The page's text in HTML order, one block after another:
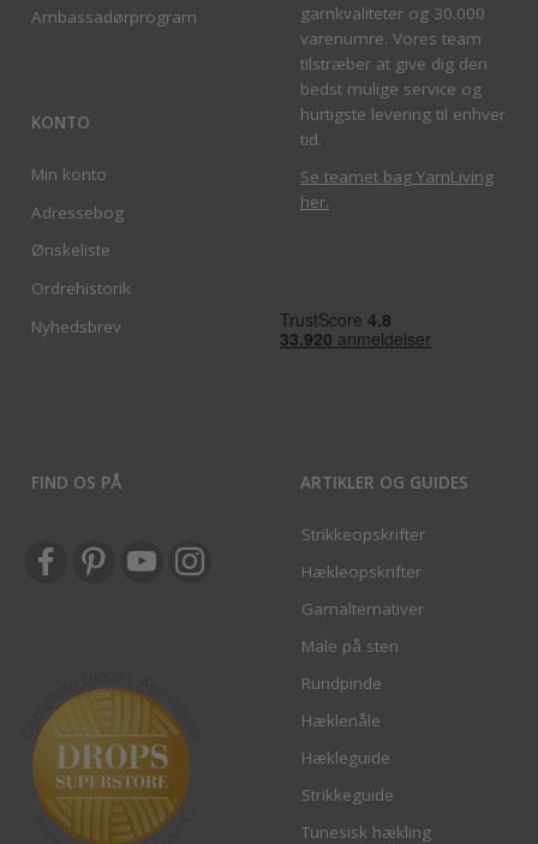
Ambassadørprogram
KONTO
Min konto
Adressebog
Ønskeliste
Ordrehistorik
Nyhedsbrev
garnkvaliteter og 30.000
varenumre. Vores team
tilstræber at give dig den
bedst mulige service og
hurtigste levering til enhver
tid.
Se teamet bag YarnLiving
her.
FIND OS PÅ ARTIKLER OG GUIDES
Strikkeopskrifter
Hækleopskrifter
Garnalternativer
Male på sten
Rundpinde
Hæklenåle
Hækleguide
Strikkeguide
Tunesisk hækling